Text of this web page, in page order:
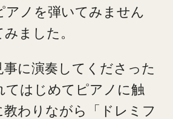
アノを弾いてみません
ました。
に演奏してくださった
てはじめてピアノに触
教わりながら「ドレミフ